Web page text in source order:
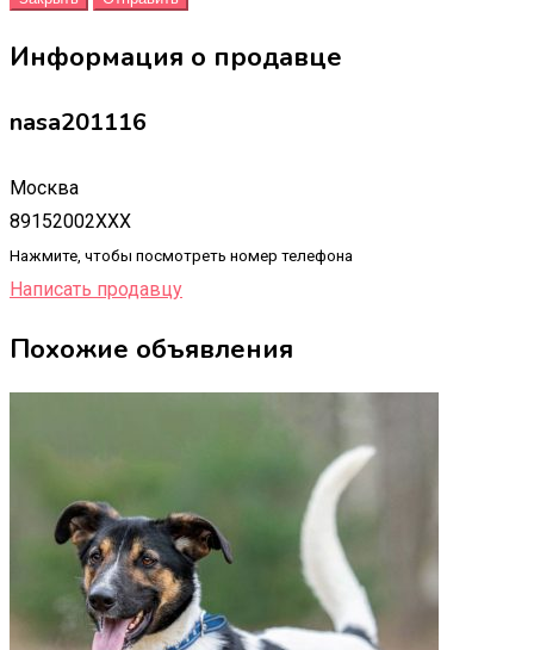
Информация о продавце
nasa201116
Москва
89152002XXX
Нажмите, чтобы посмотреть номер телефона
Написать продавцу
Похожие объявления